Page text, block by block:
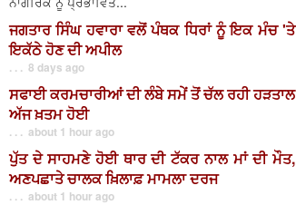
ਜਗਤਾਰ ਸਿੰਘ ਹਵਾਰਾ ਵਲੋਂ ਪੰਥਕ ਧਿਰਾਂ ਨੂੰ ਇਕ ਮੰਚ 'ਤੇ
ਇਕੱਠੇ ਹੋਣ ਦੀ ਅਪੀਲ
. . . 8 days ago
ਸਫਾਈ ਕਰਮਚਾਰੀਆਂ ਦੀ ਲੰਬੇ ਸਮੇਂ ਤੋਂ ਚੱਲ ਰਹੀ ਹੜਤਾਲ
ਅੱਜ ਖ਼ਤਮ ਹੋਈ
. . . about 1 hour ago
ਪੁੱਤ ਦੇ ਸਾਹਮਣੇ ਹੋਈ ਥਾਰ ਦੀ ਟੱਕਰ ਨਾਲ ਮਾਂ ਦੀ ਮੌਤ,
ਅਣਪਛਾਤੇ ਚਾਲਕ ਖ਼ਿਲਾਫ਼ ਮਾਮਲਾ ਦਰਜ
. . . about 1 hour ago